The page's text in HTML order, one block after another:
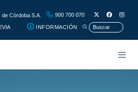
Córdoba S.A. 900 700 070
INFORMACIÓN